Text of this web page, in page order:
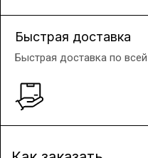
Быстрая доставка
Быстрая доставка по